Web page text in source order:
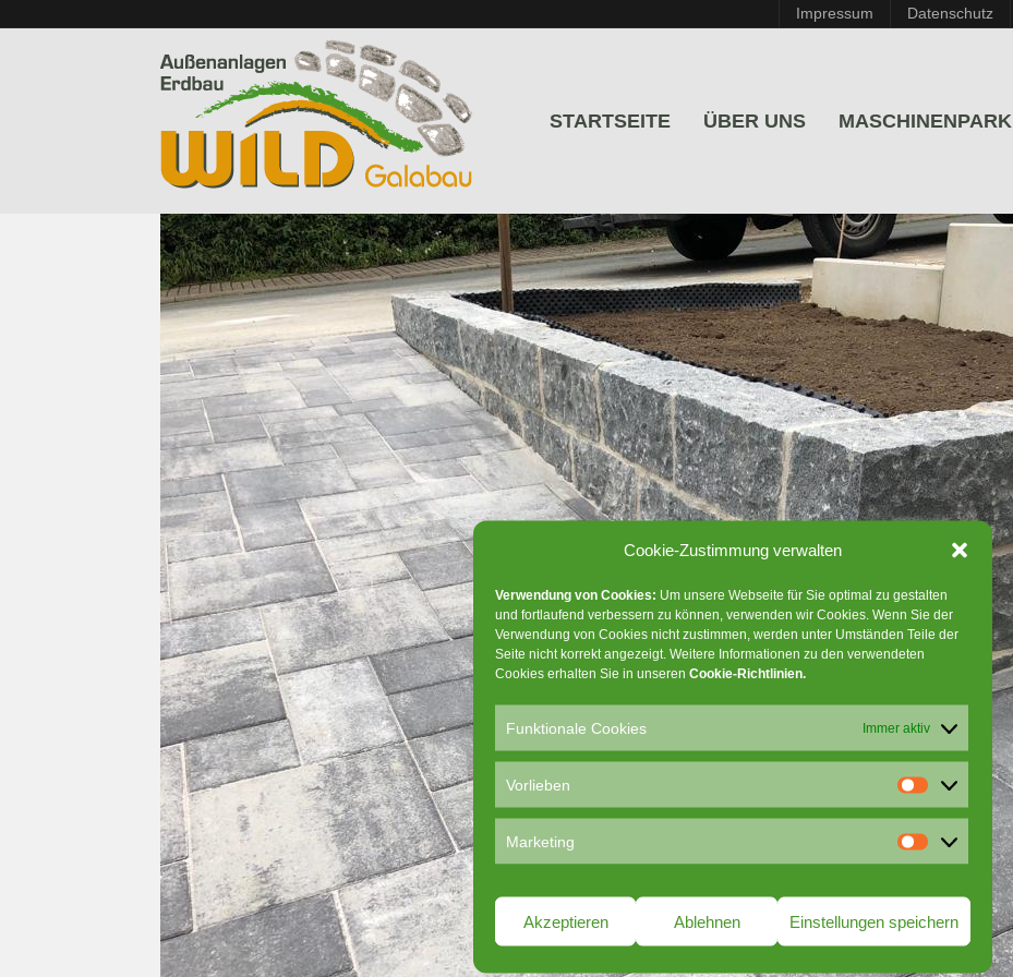
Cookie-Zustimmung verwalten
Verwendung von Cookies: Um unsere Webseite für Sie optimal zu gestalten
und fortlaufend verbessern zu können, verwenden wir Cookies. Wenn Sie der
Verwendung von Cookies nicht zustimmen, werden unter Umständen Teile der
Seite nicht korrekt angezeigt. Weitere Informationen zu den verwendeten
Cookies erhalten Sie in unseren Cookie-Richtlinien.
Funktionale Cookies Immer aktiv
Vorlieben
o
i
e
Marketing
k
Akzeptieren Ablehnen Einstellungen speichern
Impressum Datenschutz
STARTSEITE ÜBER UNS MASCHINENPARK